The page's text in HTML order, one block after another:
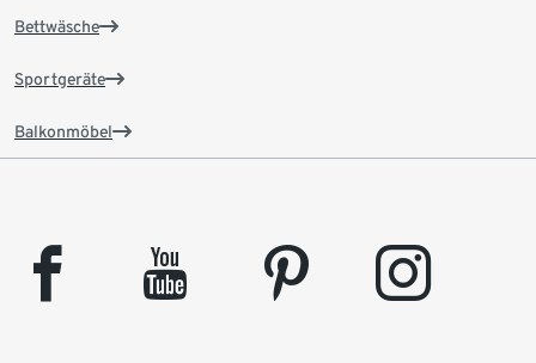
Bettwäsche
Sportgeräte
Balkonmöbel
facebook youtube pinterest instagram